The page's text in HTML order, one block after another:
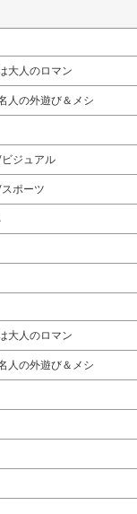
大人のロマン
人の外遊び＆メシ
ジュアル
ポーツ
大人のロマン
人の外遊び＆メシ